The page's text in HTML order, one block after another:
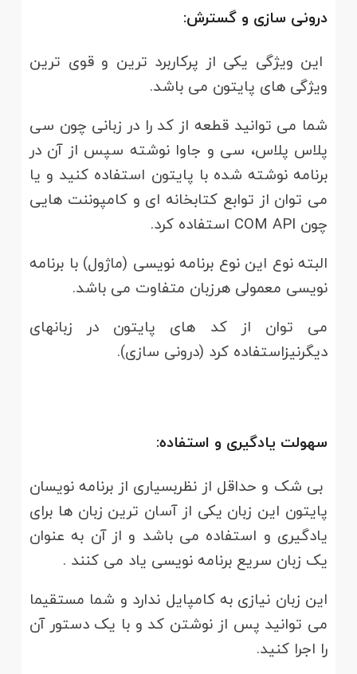
درونی سازی و گسترش:
این ویژگی یکی از پرکاربرد ترین و قوی ترین
ویژگی های پایتون می باشد.
شما می توانید قطعه از کد را در زبانی چون سی
پلاس پلاس، سی و جاوا نوشته سپس از آن در
برنامه نوشته شده با پایتون استفاده کنید و یا
می توان از توابع کتابخانه ای و کامپوننت هایی
چون COM API استفاده کرد.
البته نوع این نوع برنامه نویسی (ماژول) با برنامه
نویسی معمولی هرزبان متفاوت می باشد.
می توان از کد های پایتون در زبانهای
دیگرنیزاستفاده کرد (درونی سازی).
سهولت یادگیری و استفاده:
بی شک و حداقل از نظربسیاری از برنامه نویسان
پایتون این زبان یکی از آسان ترین زبان ها برای
یادگیری و استفاده می باشد و از آن به عنوان
یک زبان سریع برنامه نویسی یاد می کنند .
این زبان نیازی به کامپایل ندارد و شما مستقیما
می توانید پس از نوشتن کد و با یک دستور آن
را اجرا کنید.